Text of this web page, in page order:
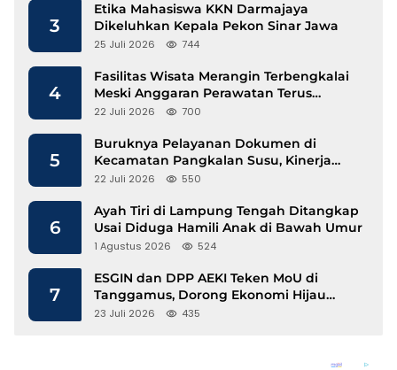
3
Etika Mahasiswa KKN Darmajaya
Dikeluhkan Kepala Pekon Sinar Jawa
25 Juli 2026 744
4
Fasilitas Wisata Merangin Terbengkalai
Meski Anggaran Perawatan Terus
Mengalir
22 Juli 2026 700
5
Buruknya Pelayanan Dokumen di
Kecamatan Pangkalan Susu, Kinerja
Disdukcapil Langkat Disorot
22 Juli 2026 550
6
Ayah Tiri di Lampung Tengah Ditangkap
Usai Diduga Hamili Anak di Bawah Umur
1 Agustus 2026 524
7
ESGIN dan DPP AEKI Teken MoU di
Tanggamus, Dorong Ekonomi Hijau
Berbasis Kopi dan Perdagangan Karbon
23 Juli 2026 435